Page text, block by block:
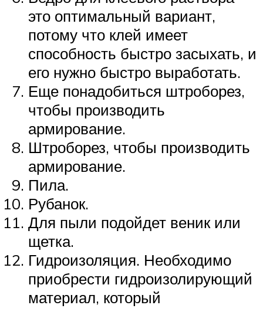
это оптимальный вариант,
потому что клей имеет
способность быстро засыхать, и
его нужно быстро выработать.
Еще понадобиться штроборез,
чтобы производить
армирование.
Штроборез, чтобы производить
армирование.
Пила.
Рубанок.
Для пыли подойдет веник или
щетка.
Гидроизоляция. Необходимо
приобрести гидроизолирующий
материал, который